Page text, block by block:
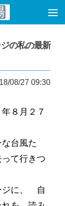
の私の最新
08/27 09:30
８月２７
台風た
て行きつ
ジに、 自